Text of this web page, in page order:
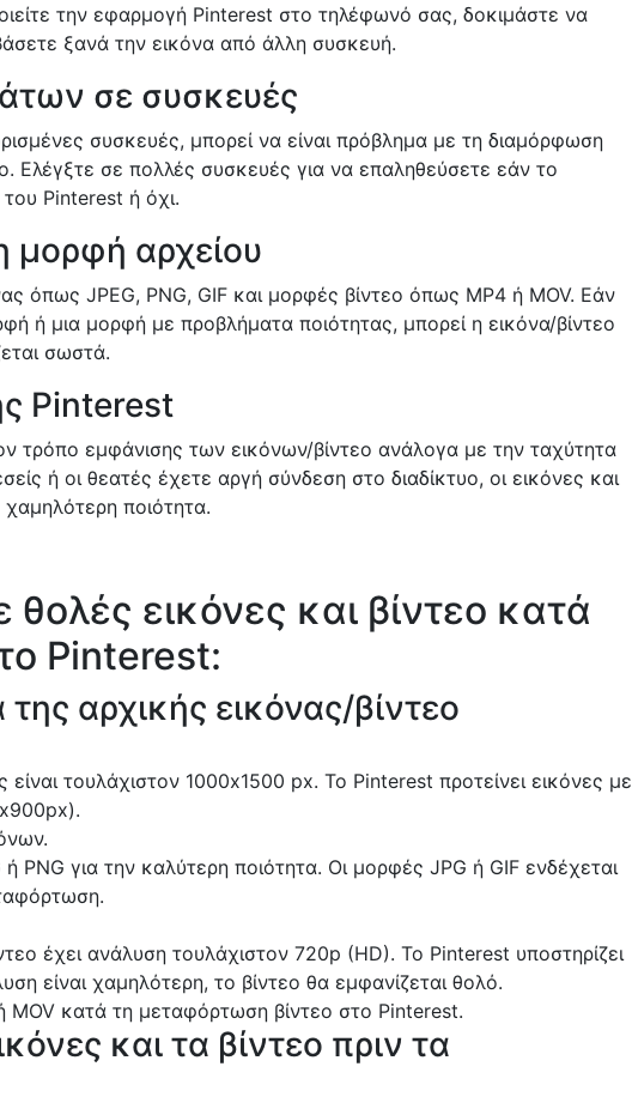
την εφαρμογή Pinterest στο τηλέφωνό σας, δοκιμάστε να
ξανά την εικόνα από άλλη συσκευή.
σε συσκευές
συσκευές, μπορεί να είναι πρόβλημα με τη διαμόρφωση
Ελέγξτε σε πολλές συσκευές για να επαληθεύσετε εάν το
Pinterest ή όχι.
μορφή αρχείου
όπως JPEG, PNG, GIF και μορφές βίντεο όπως MP4 ή MOV. Εάν
ή μια μορφή με προβλήματα ποιότητας, μπορεί η εικόνα/βίντεο
σωστά.
Pinterest
τρόπο εμφάνισης των εικόνων/βίντεο ανάλογα με την ταχύτητα
ή οι θεατές έχετε αργή σύνδεση στο διαδίκτυο, οι εικόνες και
ποιότητα.
εικόνες και βίντεο κατά
Pinterest:
αρχικής εικόνας/βίντεο
είναι τουλάχιστον 1000x1500 px. Το Pinterest προτείνει εικόνες με
PNG για την καλύτερη ποιότητα. Οι μορφές JPG ή GIF ενδέχεται
έχει ανάλυση τουλάχιστον 720p (HD). Το Pinterest υποστηρίζει
είναι χαμηλότερη, το βίντεο θα εμφανίζεται θολό.
MOV κατά τη μεταφόρτωση βίντεο στο Pinterest.
και τα βίντεο πριν τα